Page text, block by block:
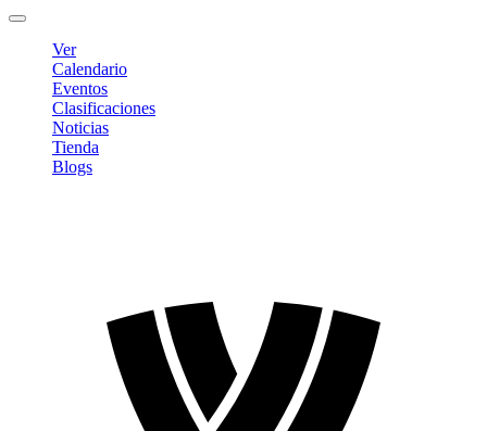
Ver
Calendario
Eventos
Clasificaciones
Noticias
Tienda
Blogs